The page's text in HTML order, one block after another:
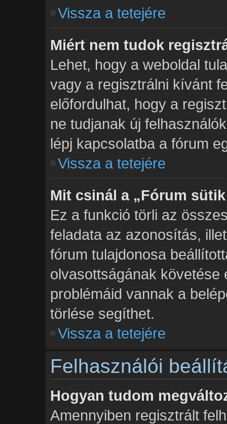
Vissza a tetejére
Miért nem tudok
Lehet, hogy a weboldal
vagy a regisztrálni kívánt
előfordulhat, hogy a
ne tudjanak új
lépj kapcsolatba a fórum
Vissza a tetejére
Mit csinál a „Fórum
Ez a funkció törli az
feladata az azonosítás,
fórum tulajdonosa
olvasottságának követése
problémáid vannak a
törlése segíthet.
Vissza a tetejére
Felhasználói
Hogyan tudom
Amennyiben regisztrált